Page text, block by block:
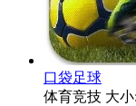
口袋足球
体育竞技 大